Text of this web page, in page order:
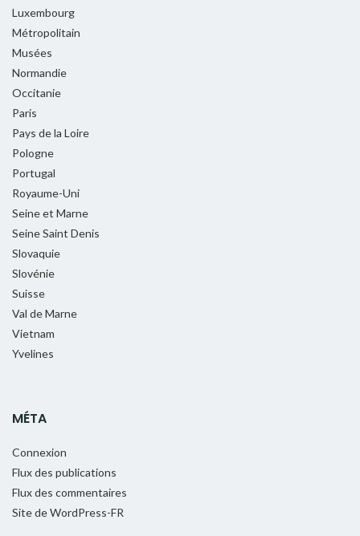
Luxembourg
Métropolitain
Musées
Normandie
Occitanie
Paris
Pays de la Loire
Pologne
Portugal
Royaume-Uni
Seine et Marne
Seine Saint Denis
Slovaquie
Slovénie
Suisse
Val de Marne
Vietnam
Yvelines
MÉTA
Connexion
Flux des publications
Flux des commentaires
Site de WordPress-FR